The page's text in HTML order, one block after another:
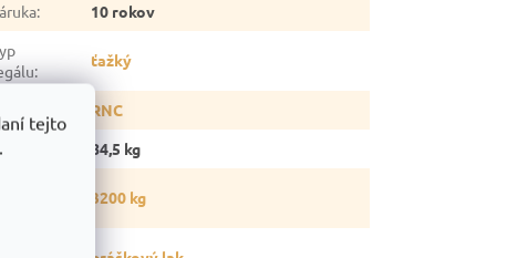
tejto
:
10 rokov
:
ťažký
RNC
84,5 kg
3200 kg